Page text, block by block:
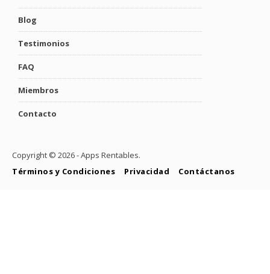
Blog
Testimonios
FAQ
Miembros
Contacto
Copyright © 2026 - Apps Rentables.
Términos y Condiciones
Privacidad Contáctanos